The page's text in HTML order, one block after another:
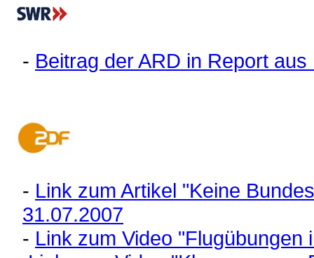
- Beitrag der ARD in Report
- Link zum Artikel "Keine
31.07.2007
- Link zum Video